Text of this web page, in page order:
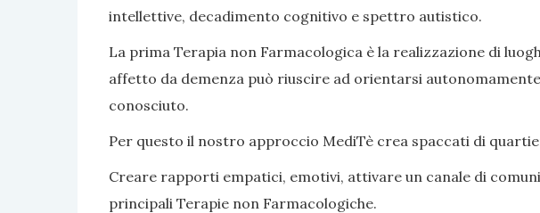
intellettive, decadimento cognitivo e spettro autistico.
La prima Terapia non Farmacologica è la realizzazione di
affetto da demenza può riuscire ad orientarsi
conosciuto.
Per questo il nostro approccio MediTè crea spaccati di
Creare rapporti empatici, emotivi, attivare un canale di
principali Terapie non Farmacologiche.